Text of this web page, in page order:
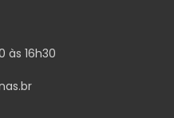
às 16h30